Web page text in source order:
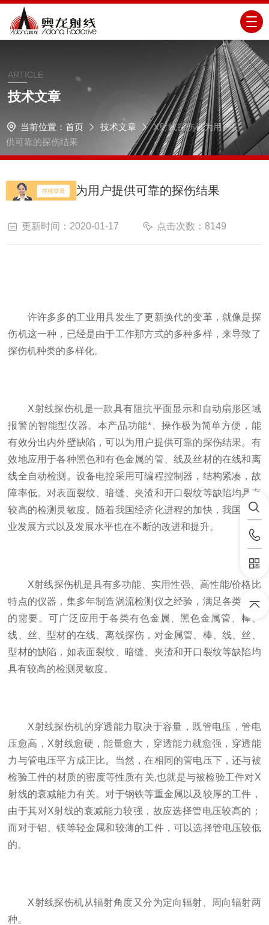
ARTICLE
技术文章
当前位置： 首页 技术文章
X射线探伤机为用户提
供可靠的探伤结果
X射线探伤机为用户提供可靠的探伤结果
更新时间：2020-01-17 点击次数：8149
许许多多的工业用具发生了更新换代的变革，就像是探
伤机这一种，已经是由于工作那方式的多种多样，来导致了
探伤机种类的多样化。
X射线探伤机是一款具有阻抗平面显示和自动扇形区域
报警的智能型仪器。本产品功能*、操作极为简单方便，能
有效分出内外壁缺陷，可以为用户提供可靠的探伤结果。有
效地应用于各种黑色和有色金属的管、线及丝材的在线和离
线全自动检测。设备电控采用可编程控制器，结构紧凑，故
障率低。对表面裂纹、暗缝、夹渣和开口裂纹等缺陷均具有
较高的检测灵敏度。随着我国经济化进程的加快，我国的工
业发展方式以及发展水平也在不断的改进和提升。
X射线探伤机是具有多功能、实用性强、高性能/价格比
特点的仪器，集多年制造涡流检测仪之经验，满足各类用户
的需要。可广泛应用于各类有色金属、黑色金属管、棒、
线、丝、型材的在线、离线探伤，对金属管、棒、线、丝、
型材的缺陷，如表面裂纹、暗缝、夹渣和开口裂纹等缺陷均
具有较高的检测灵敏度。
X射线探伤机的穿透能力取决于容量，既管电压，管电
压愈高，X射线愈硬，能量愈大，穿透能力就愈强，穿透能
力与管电压平方成正比。当然，在相同的管电压下，还与被
检验工件的材质的密度等性质有关,也就是与被检验工件对X
射线的衰减能力有关。对于钢铁等重金属以及较厚的工件，
由于其对X射线的衰减能力较强，故应选择管电压较高的；
而对于铝、镁等轻金属和较薄的工件，可以选择管电压较低
的。
X射线探伤机从辐射角度又分为定向辐射、周向辐射两
种。